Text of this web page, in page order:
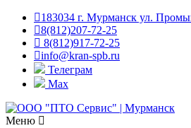
183034 г. Мурманск ул.
8(812)207-72-25
8(812)917-72-25
info@kran-spb.ru
Телеграм
Max
Меню